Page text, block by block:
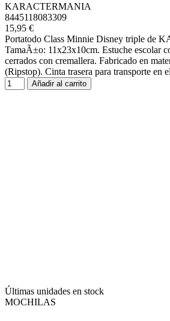
KARACTERMANIA
8445118083309
15,95 €
Portatodo Class Minnie Disney triple de
TamaÃ±o: 11x23x10cm. Estuche escolar
cerrados con cremallera. Fabricado en
(Ripstop). Cinta trasera para transporte en
Añadir al carrito
Últimas unidades en stock
MOCHILAS